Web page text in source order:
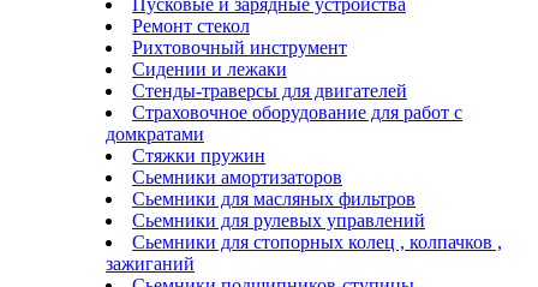
Ремонт стекол
Рихтовочный инструмент
Сидении и лежаки
Стенды-траверсы для двигателей
Страховочное оборудование для работ с
домкратами
Стяжки пружин
Сьемники амортизаторов
Сьемники для масляных фильтров
Сьемники для рулевых управлений
Сьемники для стопорных колец , колпачков ,
зажиганий